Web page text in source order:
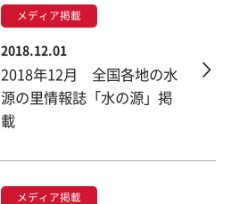
メディア掲載
2018.12.01
2018年12月 全国各地の水
源の里情報誌「水の源」掲
載
メディア掲載